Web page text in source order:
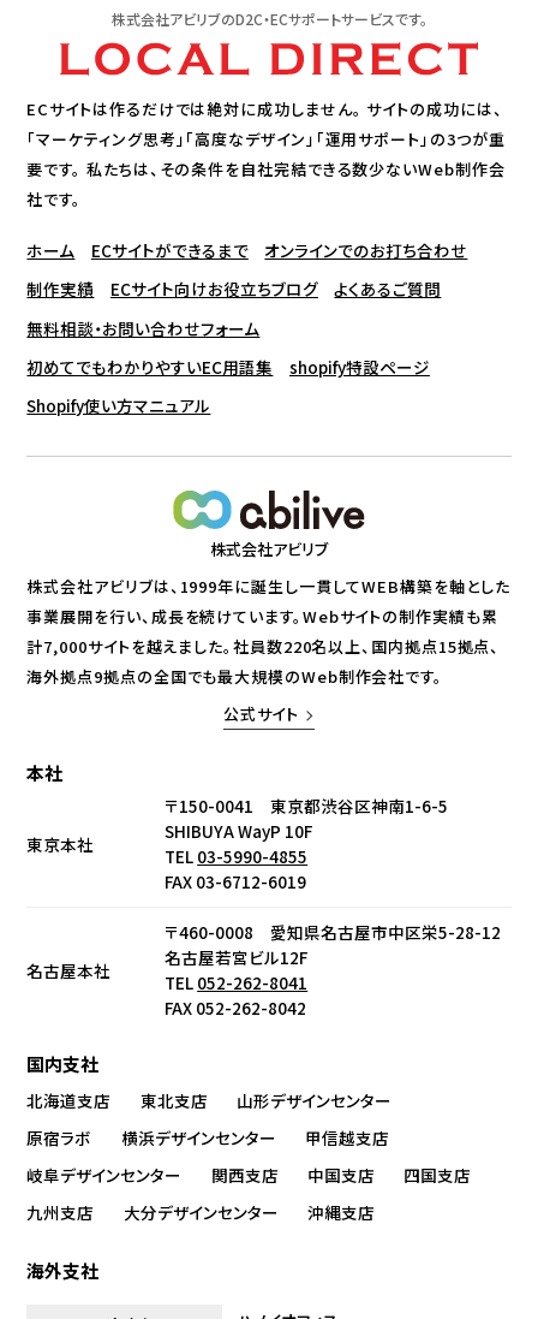
株式会社アビリブのD2C・ECサポートサービスです。
ECサイトは作るだけでは絶対に成功しません。 サイトの成功には、
「マーケティング思考」「高度なデザイン」「運用サポート」の3つが重
要です。 私たちは、その条件を自社完結できる数少ないWeb制作会
社です。
ホーム ECサイトができるまで
オンラインでのお打ち合わせ
制作実績
ECサイト向けお役立ちブログ
よくあるご質問
無料相談・お問い合わせフォーム
初めてでもわかりやすいEC用語集
shopify特設ページ
Shopify使い方マニュアル
株式会社アビリブ
株式会社アビリブは、1999年に誕生し一貫してWEB構築を軸とした
事業展開を行い、成長を続けています。Webサイトの制作実績も累
計7,000サイトを越えました。社員数220名以上、国内拠点15拠点、
海外拠点9拠点の全国でも最大規模のWeb制作会社です。
公式サイト
本社
東京本社
〒150-0041 東京都渋谷区神南1-6-5
SHIBUYA WayP 10F
TEL 03-5990-4855
FAX 03-6712-6019
名古屋本社
〒460-0008 愛知県名古屋市中区栄5-28-12
名古屋若宮ビル12F
TEL 052-262-8041
FAX 052-262-8042
国内支社
北海道支店 東北支店
山形デザインセンター
原宿ラボ
横浜デザインセンター
甲信越支店
岐阜デザインセンター
関西支店 中国支店
四国支店
九州支店
大分デザインセンター 沖縄支店
海外支社